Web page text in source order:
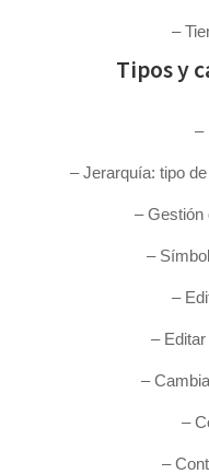
–
Tipos y
–
– Jerarquía: tipo
– Gestión
–
–
–
–
–
–